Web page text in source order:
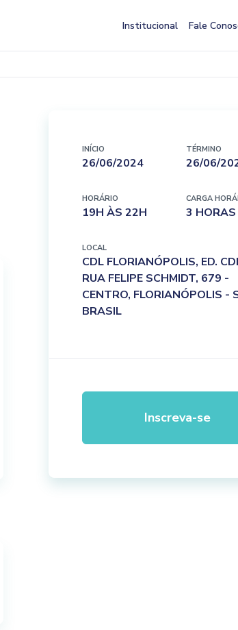
Institucional Fale
INÍCIO
26/06/2024
TÉRMINO
26/06/
HORÁRIO
19H ÀS 22H
CARGA
3 HORAS
LOCAL
CDL FLORIANÓPOLIS, ED.
RUA FELIPE SCHMIDT, 679 -
CENTRO, FLORIANÓPOLIS -
BRASIL
Inscreva-se